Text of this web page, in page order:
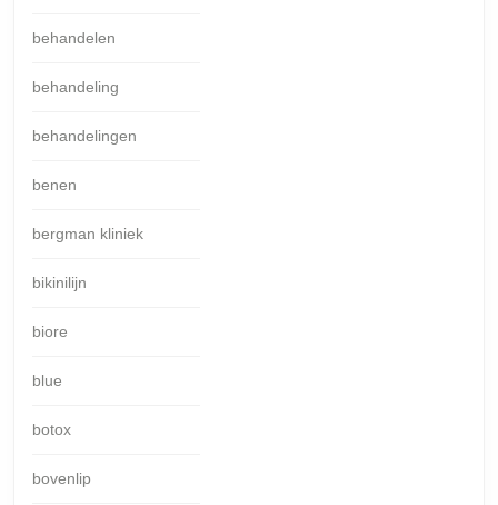
behandelen
behandeling
behandelingen
benen
bergman kliniek
bikinilijn
biore
blue
botox
bovenlip